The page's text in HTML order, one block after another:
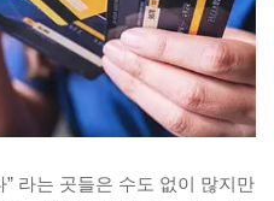
라는 곳들은 수도 없이 많지만